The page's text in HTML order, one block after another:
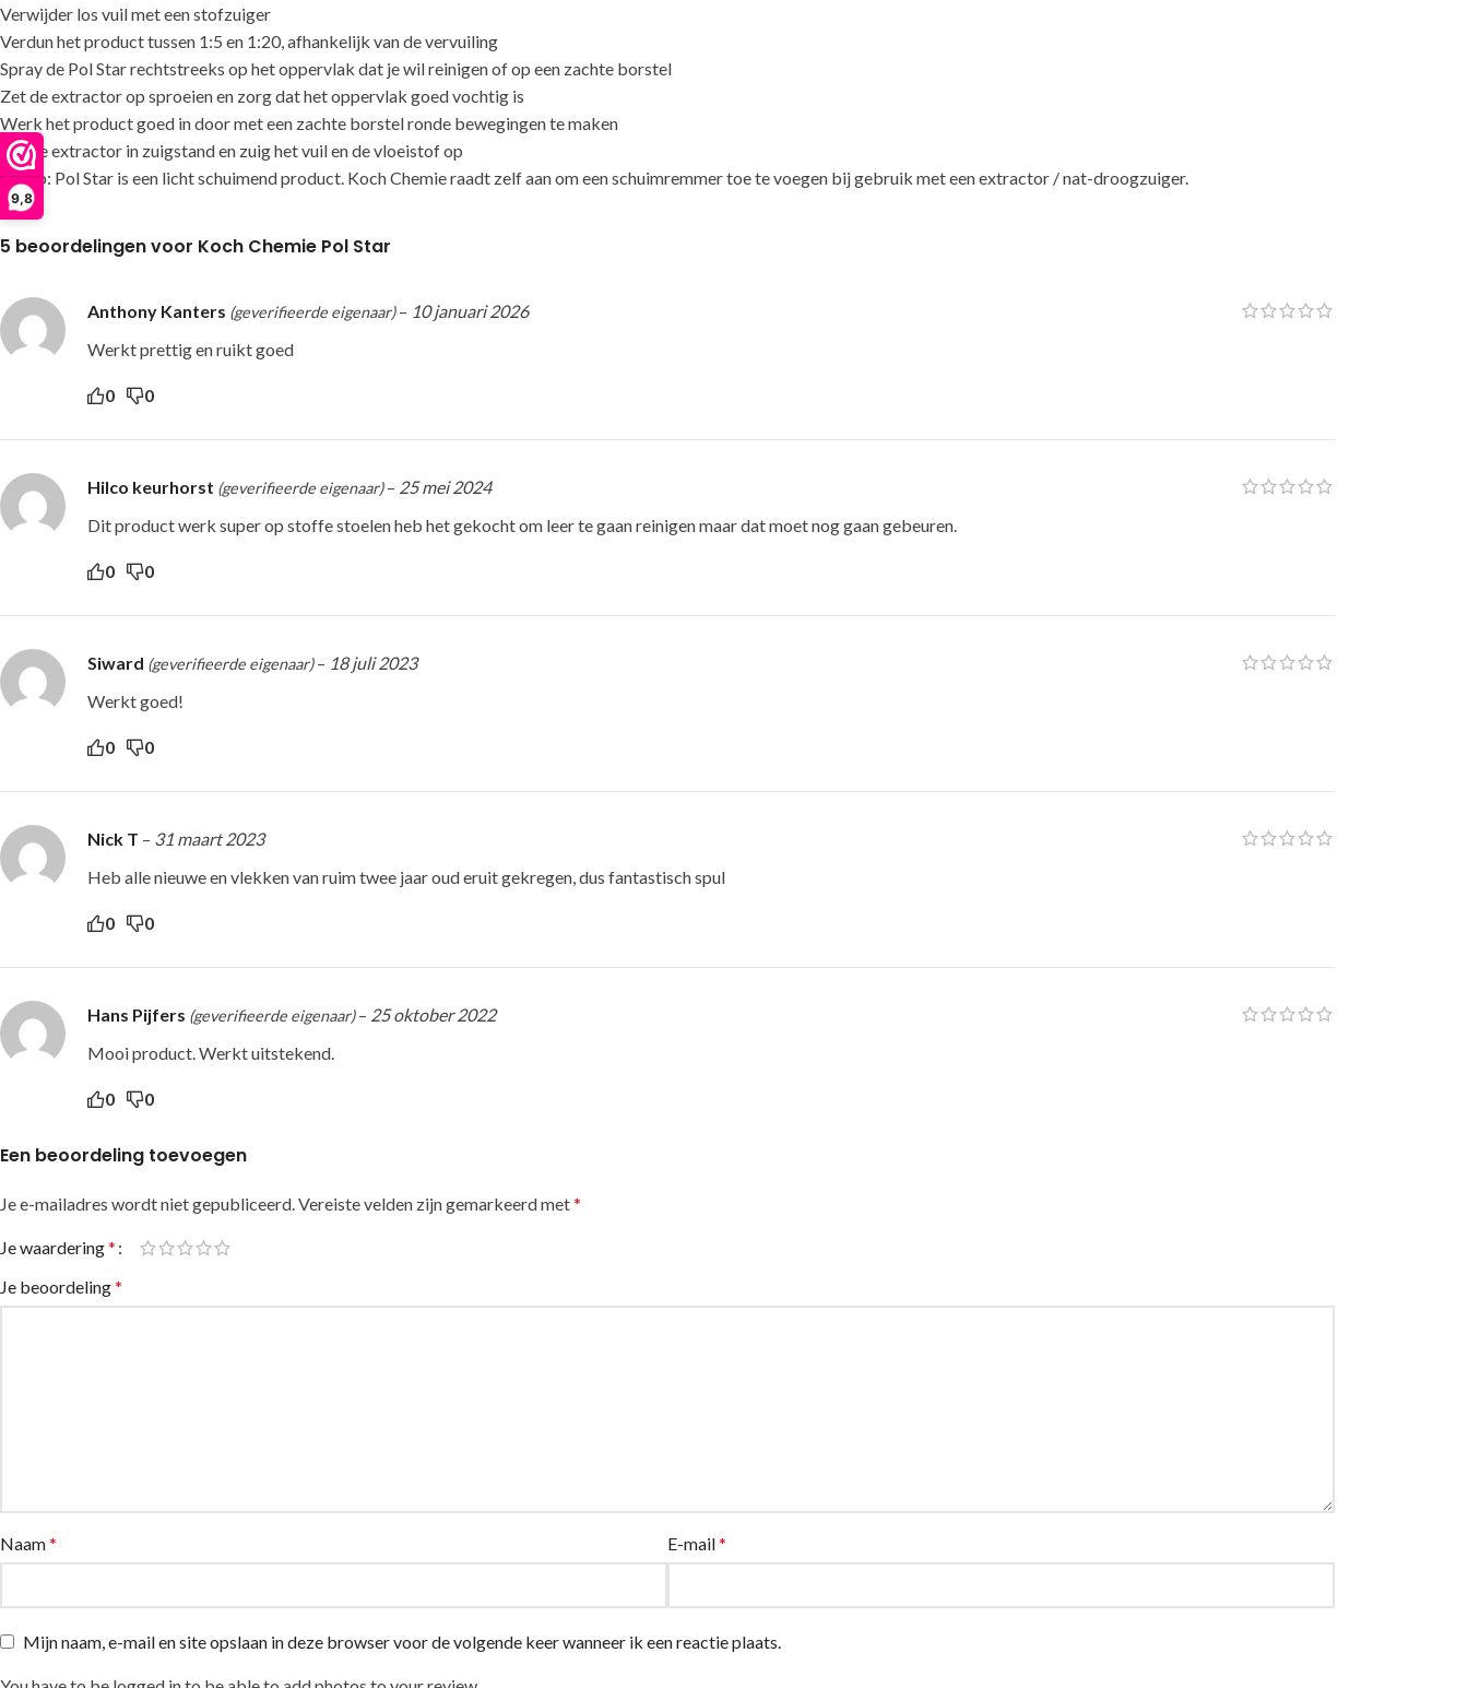
9,8
Verwijder los vuil met een stofzuiger
Verdun het product tussen 1:5 en 1:20, afhankelijk van de vervuiling
Spray de Pol Star rechtstreeks op het oppervlak dat je wil reinigen of op een zachte borstel
Zet de extractor op sproeien en zorg dat het oppervlak goed vochtig is
Werk het product goed in door met een zachte borstel ronde bewegingen te maken
Zet de extractor in zuigstand en zuig het vuil en de vloeistof op
Let op: Pol Star is een licht schuimend product. Koch Chemie raadt zelf aan om een schuimremmer toe te voegen bij gebruik met een extractor / nat-droogzuiger.
5 beoordelingen voor Koch Chemie Pol Star
Anthony Kanters (geverifieerde eigenaar) – 10 januari 2026
Werkt prettig en ruikt goed
0 0
Hilco keurhorst (geverifieerde eigenaar) – 25 mei 2024
Dit product werk super op stoffe stoelen heb het gekocht om leer te gaan reinigen maar dat moet nog gaan gebeuren.
0 0
Siward (geverifieerde eigenaar) – 18 juli 2023
Werkt goed!
0 0
Nick T – 31 maart 2023
Heb alle nieuwe en vlekken van ruim twee jaar oud eruit gekregen, dus fantastisch spul
0 0
Hans Pijfers (geverifieerde eigenaar) – 25 oktober 2022
Mooi product. Werkt uitstekend.
0 0
Een beoordeling toevoegen
Je e-mailadres wordt niet gepubliceerd.Vereiste velden zijn gemarkeerd met*
Je waardering*
Je beoordeling*
Naam* E-mail*
Mijn naam, e-mail en site opslaan in deze browser voor de volgende keer wanneer ik een reactie plaats.
Alternative: